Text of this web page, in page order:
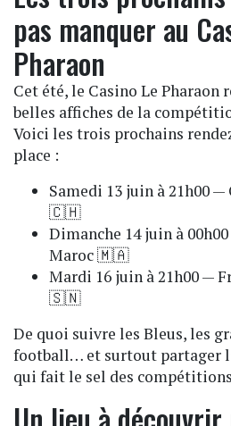
pas manquer au
Pharaon
Cet été, le Casino Le Pharaon
belles affiches de la
Voici les trois prochains
place :
Samedi 13 juin à 21h00
🇨🇭
Dimanche 14 juin à
Maroc 🇲🇦
Mardi 16 juin à 21h00 —
🇸🇳
De quoi suivre les Bleus, les
football… et surtout partager
qui fait le sel des